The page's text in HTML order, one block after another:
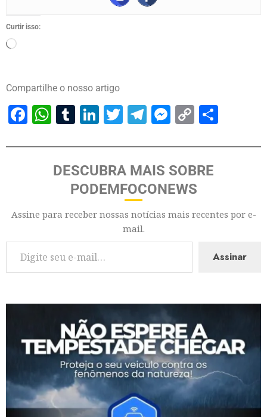
Curtir isso:
Compartilhe o nosso artigo
Facebook
WhatsApp
Tumblr
LinkedIn
Twitter
Telegram
Messenger
Copy
DESCUBRA MAIS SOBRE
PODEMFOCONEWS
Assine para receber nossas notícias mais recentes por e-
mail.
Assinar